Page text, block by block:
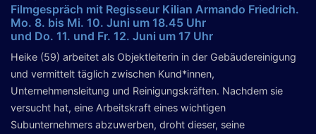
Filmgespräch mit Regisseur Kilian Armando Friedrich.
Mo. 8. bis Mi. 10. Juni um 18.45 Uhr
und Do. 11. und Fr. 12. Juni um 17 Uhr
Heike (59) arbeitet als Objektleiterin in der Gebäudereinigung
und vermittelt täglich zwischen Kund*innen,
Unternehmensleitung und Reinigungskräften. Nachdem sie
versucht hat, eine Arbeitskraft eines wichtigen
Subunternehmers abzuwerben, droht dieser, seine